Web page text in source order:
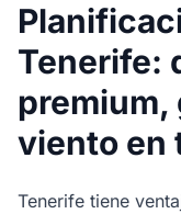
Tenerife:
premium,
viento en
Tenerife tiene